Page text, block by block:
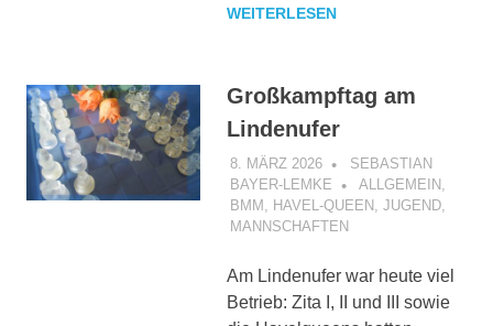
WEITERLESEN
Großkampftag am
Lindenufer
8. MÄRZ 2026
SEBASTIAN
BAYER-LEMKE
ALLGEMEIN,
BMM
HAVEL-QUEEN, JUGEND,
MANNSCHAFTEN
Am Lindenufer war heute viel
Betrieb: Zita I, II und III sowie